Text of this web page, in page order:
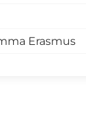
Erasmus